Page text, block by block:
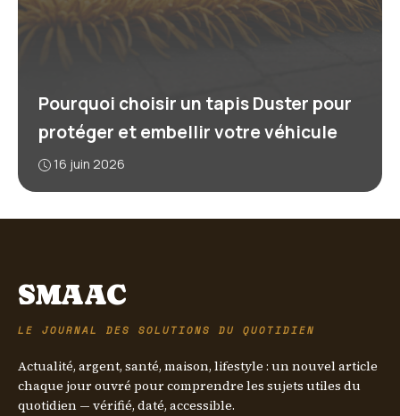
Pourquoi choisir un tapis Duster pour
protéger et embellir votre véhicule
16 juin 2026
SMAAC
LE JOURNAL DES SOLUTIONS DU QUOTIDIEN
Actualité, argent, santé, maison, lifestyle : un nouvel article
chaque jour ouvré pour comprendre les sujets utiles du
quotidien — vérifié, daté, accessible.